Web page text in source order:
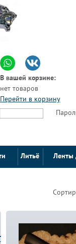
В вашей корзине:
нет товаров
Перейти в корзину
Литьё Ленты